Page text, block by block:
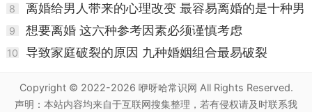
8 离婚给男人带来的心理改变 最容易离婚的是十种男
9 想要离婚 这六种参考因素必须谨慎考虑
10 导致家庭破裂的原因 九种婚姻组合最易破裂
Copyright © 2022-2026 咿呀哈常识网 All Rights Reserved.
声明：本站内容均来自于互联网搜集整理，若有侵权请及时联系我